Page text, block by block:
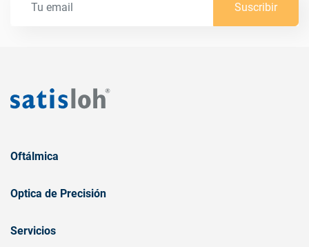
Suscribir
Oftálmica
Optica de Precisión
Servicios